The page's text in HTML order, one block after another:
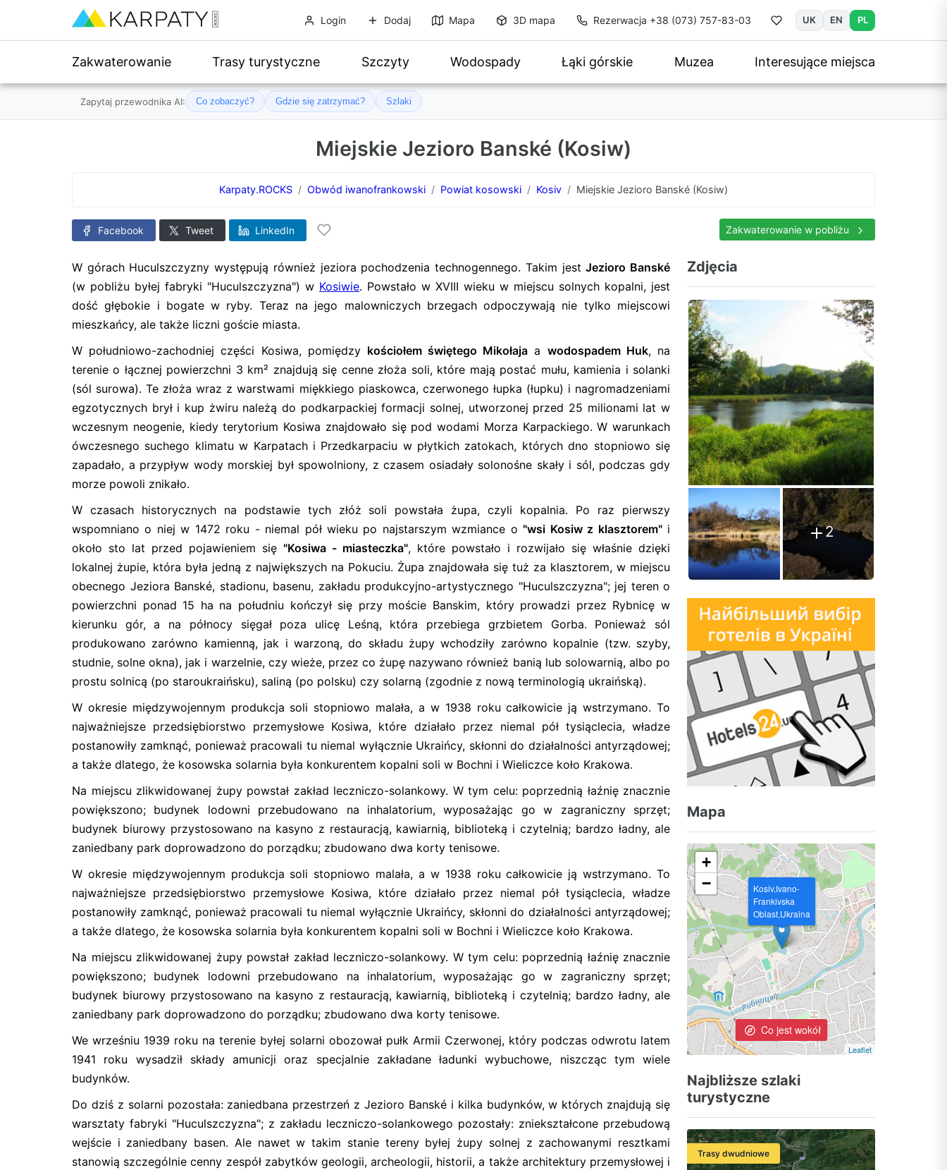
Login Dodaj Mapa 3D mapa Rezerwacja +38 (073) 757-83-03 UK EN PL
Zakwaterowanie Trasy turystyczne Szczyty Wodospady Łąki górskie Muzea Interesujące miejsca
Zapytaj przewodnika AI: Co zobaczyć? Gdzie się zatrzymać? Szlaki
Miejskie Jezioro Banské (Kosiw)
Karpaty.ROCKS Obwód iwanofrankowski Powiat kosowski Kosiv Miejskie Jezioro Banské (Kosiw)
Facebook Tweet LinkedIn Zakwaterowanie w pobliżu
W górach Huculszczyzny występują również jeziora pochodzenia technogennego. Takim jestJezioro Banské
(w pobliżu byłej fabryki "Huculszczyzna") w Kosiwie. Powstało w XVIII wieku w miejscu solnych kopalni, jest
dość głębokie i bogate w ryby. Teraz na jego malowniczych brzegach odpoczywają nie tylko miejscowi
mieszkańcy, ale także liczni goście miasta.
W południowo-zachodniej części Kosiwa, pomiędzy kościołem świętego Mikołaja a wodospadem Huk, na
terenie o łącznej powierzchni 3 km² znajdują się cenne złoża soli, które mają postać mułu, kamienia i solanki
(sól surowa). Te złoża wraz z warstwami miękkiego piaskowca, czerwonego łupka (łupku) i nagromadzeniami
egzotycznych brył i kup żwiru należą do podkarpackiej formacji solnej, utworzonej przed 25 milionami lat w
wczesnym neogenie, kiedy terytorium Kosiwa znajdowało się pod wodami Morza Karpackiego. W warunkach
ówczesnego suchego klimatu w Karpatach i Przedkarpaciu w płytkich zatokach, których dno stopniowo się
zapadało, a przypływ wody morskiej był spowolniony, z czasem osiadały solonośne skały i sól, podczas gdy
morze powoli znikało.
W czasach historycznych na podstawie tych złóż soli powstała żupa, czyli kopalnia. Po raz pierwszy
wspomniano o niej w 1472 roku - niemal pół wieku po najstarszym wzmiance o "wsi Kosiw z klasztorem"i
około sto lat przed pojawieniem się "Kosiwa - miasteczka", które powstało i rozwijało się właśnie dzięki
lokalnej żupie, która była jedną z największych na Pokuciu. Żupa znajdowała się tuż za klasztorem, w miejscu
obecnego Jeziora Banské, stadionu, basenu, zakładu produkcyjno-artystycznego "Huculszczyzna"; jej teren o
powierzchni ponad 15 ha na południu kończył się przy moście Banskim, który prowadzi przez Rybnicę w
kierunku gór, a na północy sięgał poza ulicę Leśną, która przebiega grzbietem Gorba. Ponieważ sól
produkowano zarówno kamienną, jak i warzoną, do składu żupy wchodziły zarówno kopalnie (tzw. szyby,
studnie, solne okna), jak i warzelnie, czy wieże, przez co żupę nazywano również banią lub solowarnią, albo po
prostu solnicą (po staroukraińsku), saliną (po polsku) czy solarną (zgodnie z nową terminologią ukraińską).
W okresie międzywojennym produkcja soli stopniowo malała, a w 1938 roku całkowicie ją wstrzymano. To
najważniejsze przedsiębiorstwo przemysłowe Kosiwa, które działało przez niemal pół tysiąclecia, władze
postanowiły zamknąć, ponieważ pracowali tu niemal wyłącznie Ukraińcy, skłonni do działalności antyrządowej;
a także dlatego, że kosowska solarnia była konkurentem kopalni soli w Bochni i Wieliczce koło Krakowa.
Na miejscu zlikwidowanej żupy powstał zakład leczniczo-solankowy. W tym celu: poprzednią łaźnię znacznie
powiększono; budynek lodowni przebudowano na inhalatorium, wyposażając go w zagraniczny sprzęt;
budynek biurowy przystosowano na kasyno z restauracją, kawiarnią, biblioteką i czytelnią; bardzo ładny, ale
zaniedbany park doprowadzono do porządku; zbudowano dwa korty tenisowe.
W okresie międzywojennym produkcja soli stopniowo malała, a w 1938 roku całkowicie ją wstrzymano. To
najważniejsze przedsiębiorstwo przemysłowe Kosiwa, które działało przez niemal pół tysiąclecia, władze
postanowiły zamknąć, ponieważ pracowali tu niemal wyłącznie Ukraińcy, skłonni do działalności antyrządowej;
a także dlatego, że kosowska solarnia była konkurentem kopalni soli w Bochni i Wieliczce koło Krakowa.
Na miejscu zlikwidowanej żupy powstał zakład leczniczo-solankowy. W tym celu: poprzednią łaźnię znacznie
powiększono; budynek lodowni przebudowano na inhalatorium, wyposażając go w zagraniczny sprzęt;
budynek biurowy przystosowano na kasyno z restauracją, kawiarnią, biblioteką i czytelnią; bardzo ładny, ale
zaniedbany park doprowadzono do porządku; zbudowano dwa korty tenisowe.
We wrześniu 1939 roku na terenie byłej solarni obozował pułk Armii Czerwonej, który podczas odwrotu latem
1941 roku wysadził składy amunicji oraz specjalnie zakładane ładunki wybuchowe, niszcząc tym wiele
budynków.
Do dziś z solarni pozostała: zaniedbana przestrzeń z Jezioro Banské i kilka budynków, w których znajdują się
warsztaty fabryki "Huculszczyzna"; z zakładu leczniczo-solankowego pozostały: zniekształcone przebudową
wejście i zaniedbany basen. Ale nawet w takim stanie tereny byłej żupy solnej z zachowanymi resztkami
stanowią szczególnie cenny zespół zabytków geologii, archeologii, historii, a także architektury przemysłowej i
Zdjęcia
2
Mapa
Co jest wokół
Kosiv,Ivano-
Frankivska
Oblast,Ukraina
+
−
Leaflet
Najbliższe szlaki
turystyczne
Trasy dwudniowe